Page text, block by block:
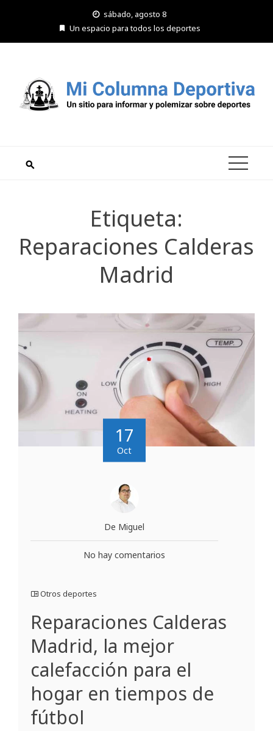
sábado, agosto 8
Un espacio para todos los deportes
Etiqueta:
Reparaciones Calderas
Madrid
17
Oct
De Miguel
No hay comentarios
Otros deportes
Reparaciones Calderas
Madrid, la mejor
calefacción para el
hogar en tiempos de
fútbol